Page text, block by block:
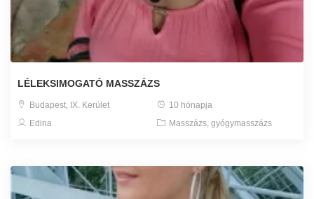
LÉLEKSIMOGATÓ MASSZÁZS
Budapest, IX. Kerület
10 hónapja
Edina
Masszázs, gyógymasszázs